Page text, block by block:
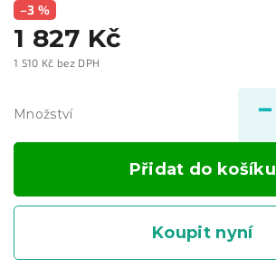
–3 %
1 827 Kč
1 510 Kč bez DPH
Množství
Přidat do košíku
Koupit nyní